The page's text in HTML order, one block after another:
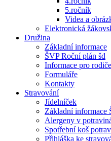
5.ročník
Videa a
Elektronická
Družina
Základní informace
ŠVP Roční plán šd
Informace pro rodiče
Formuláře
Kontakty
Stravování
Jídelníček
Základní informace
Alergeny v
Spotřební koš
Přihláška ke